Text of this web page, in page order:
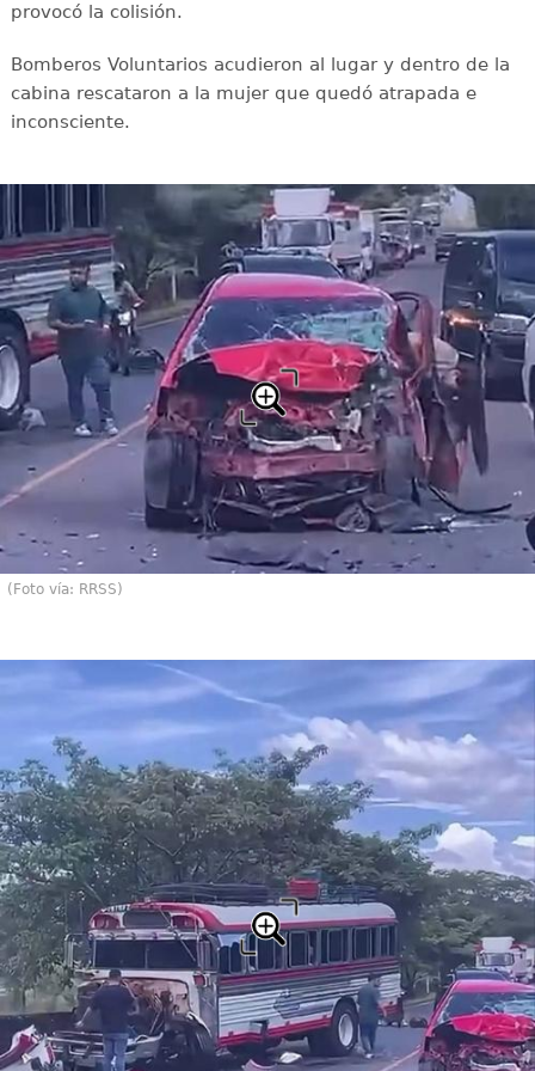
provocó la colisión.
Bomberos Voluntarios acudieron al lugar y dentro de la
cabina rescataron a la mujer que quedó atrapada e
inconsciente.
(Foto vía: RRSS)